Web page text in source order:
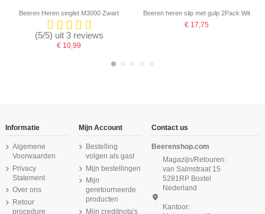
Beeren Heren singlet M3000 Zwart
(5/5) uit 3 reviews
€ 10,99
Beeren heren slip met gulp 2Pack Wit
€ 17,75
Informatie
Algemene
Voorwaarden
Privacy
Statement
Over ons
Retour
procedure
Mijn Account
Bestelling
volgen als gast
Mijn bestellingen
Mijn
geretourneerde
producten
Mijn creditnota's
Contact us
Beerenshop.com
Magazijn/Retouren:
van Salmstraat 15
5281RP Boxtel
Nederland
Kantoor: